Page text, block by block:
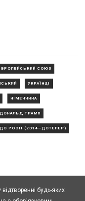
СОЮЗ
УКРАЇНЦІ
НІМЕЧЧИНА
ДОНАЛЬД ТРАМП
РОСІЇ (2014—ДОТЕПЕР)
будь-яких